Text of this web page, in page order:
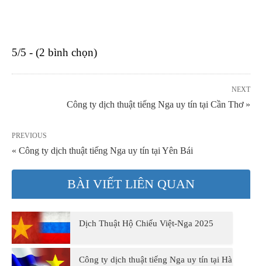
5/5 - (2 bình chọn)
NEXT
Công ty dịch thuật tiếng Nga uy tín tại Cần Thơ »
PREVIOUS
« Công ty dịch thuật tiếng Nga uy tín tại Yên Bái
BÀI VIẾT LIÊN QUAN
Dịch Thuật Hộ Chiếu Việt-Nga 2025
Công ty dịch thuật tiếng Nga uy tín tại Hà